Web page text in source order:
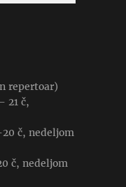
repertoar)
21 č,
č, nedeljom
č, nedeljom